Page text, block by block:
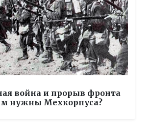
война и прорыв фронта
нужны Мехкорпуса?